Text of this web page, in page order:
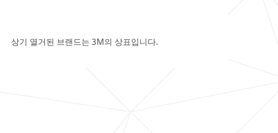
상기 열거된 브랜드는 3M의 상표입니다.